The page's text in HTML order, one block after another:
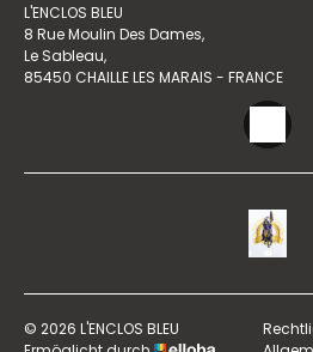
L'ENCLOS BLEU
8 Rue Moulin Des Dames,
Le Sableau,
85450 CHAILLE LES MARAIS - FRANCE
© 2026 L'ENCLOS BLEU